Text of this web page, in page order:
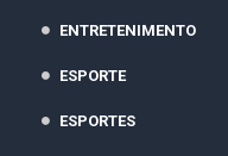
ENTRETENIMENTO
ESPORTE
ESPORTES